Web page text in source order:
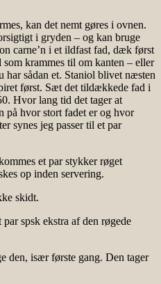
kan det nemt gøres i ovnen.
i gryden – og kan bruge
carne’n i et ildfast fad, dæk først
krammes til om kanten – eller
har sådan et. Staniol blivet næsten
først. Sæt det tildækkede fad i
Hvor lang tid det tager at
på hvor stort fadet er og hvor
synes jeg passer til et par
et par stykker røget
op inden servering.
skidt.
spsk ekstra af den røgede
den, især første gang. Den tager